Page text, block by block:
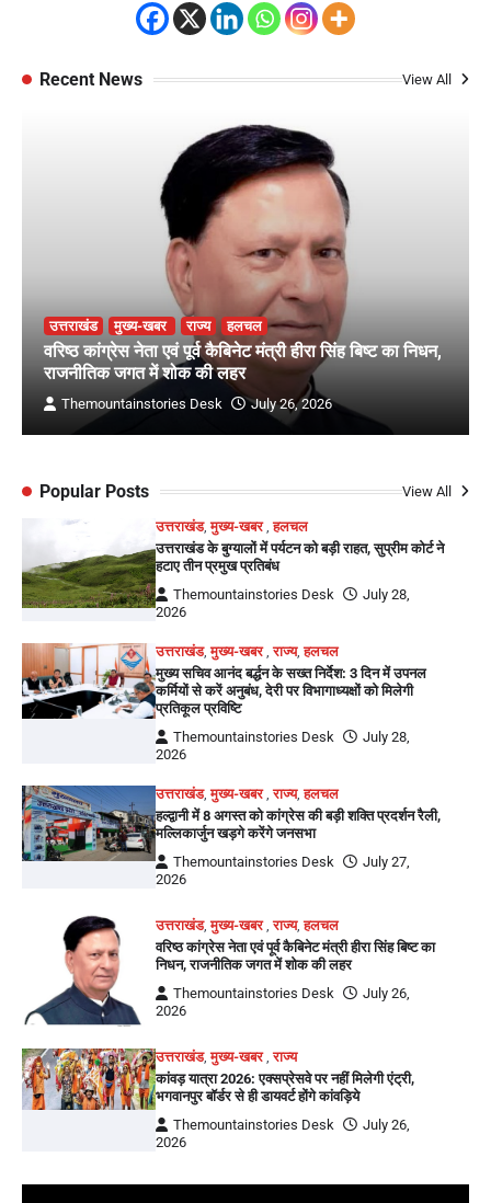
Recent News View All
उत्तराखंड मुख्य-खबर राज्य हलचल
वरिष्ठ कांग्रेस नेता एवं पूर्व कैबिनेट मंत्री हीरा सिंह बिष्ट का निधन,
राजनीतिक जगत में शोक की लहर
Themountainstories Desk July 26, 2026
Popular Posts View All
उत्तराखंड,मुख्य-खबर,हलचल
उत्तराखंड के बुग्यालों में पर्यटन को बड़ी राहत, सुप्रीम कोर्ट ने
हटाए तीन प्रमुख प्रतिबंध
Themountainstories Desk
July 28,
2026
उत्तराखंड,मुख्य-खबर,राज्य,हलचल
मुख्य सचिव आनंद बर्द्धन के सख्त निर्देश: 3 दिन में उपनल
कर्मियों से करें अनुबंध, देरी पर विभागाध्यक्षों को मिलेगी
प्रतिकूल प्रविष्टि
Themountainstories Desk
July 28,
2026
उत्तराखंड,मुख्य-खबर,राज्य,हलचल
हल्द्वानी में 8 अगस्त को कांग्रेस की बड़ी शक्ति प्रदर्शन रैली,
मल्लिकार्जुन खड़गे करेंगे जनसभा
Themountainstories Desk
July 27,
2026
उत्तराखंड,मुख्य-खबर,राज्य,हलचल
वरिष्ठ कांग्रेस नेता एवं पूर्व कैबिनेट मंत्री हीरा सिंह बिष्ट का
निधन, राजनीतिक जगत में शोक की लहर
Themountainstories Desk
July 26,
2026
उत्तराखंड,मुख्य-खबर ,राज्य
कांवड़ यात्रा 2026: एक्सप्रेसवे पर नहीं मिलेगी एंट्री,
भगवानपुर बॉर्डर से ही डायवर्ट होंगे कांवड़िये
Themountainstories Desk
July 26,
2026